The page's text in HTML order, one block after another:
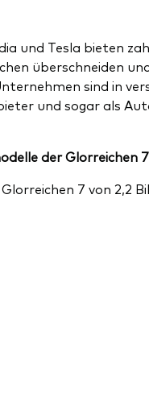
und Tesla bieten
überschneiden
sind in
und sogar als
der Glorreichen 7
7 von 2,2